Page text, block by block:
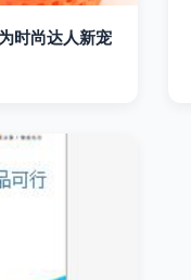
时尚达人新宠